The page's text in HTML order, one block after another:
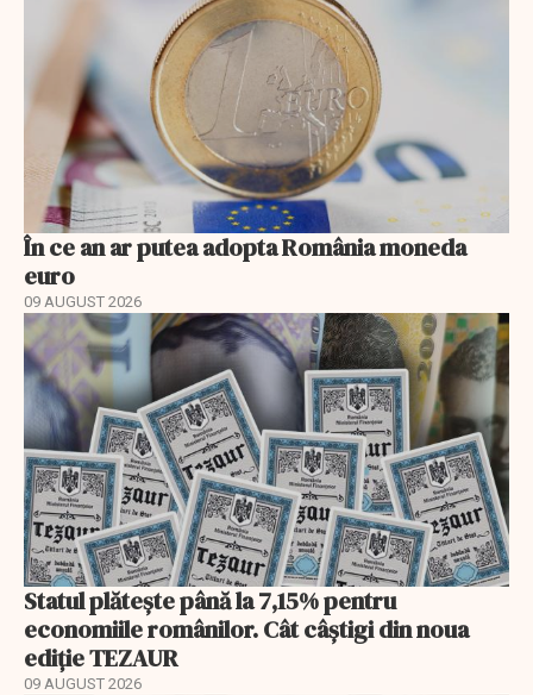
În ce an ar putea adopta România moneda
euro
09 AUGUST 2026
Statul plătește până la 7,15% pentru
economiile românilor. Cât câștigi din noua
ediție TEZAUR
09 AUGUST 2026